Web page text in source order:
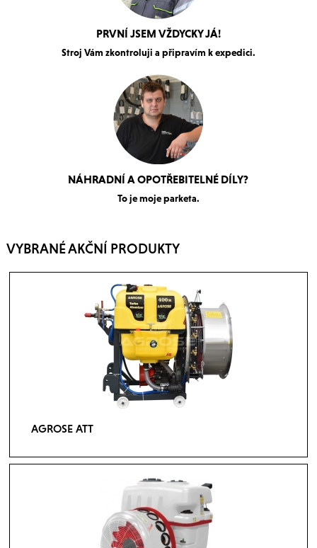
PRVNÍ JSEM VŽDYCKY JÁ!
Stroj Vám zkontroluji a připravím k expedici.
NÁHRADNÍ A OPOTŘEBITELNÉ DÍLY?
To je moje parketa.
VYBRANÉ AKČNÍ PRODUKTY
AGROSE ATT